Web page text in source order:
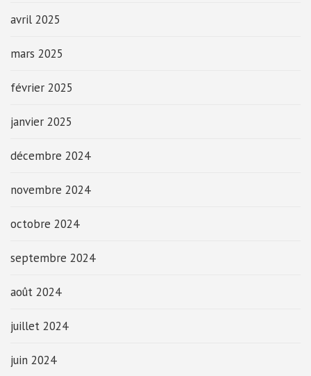
avril 2025
mars 2025
février 2025
janvier 2025
décembre 2024
novembre 2024
octobre 2024
septembre 2024
août 2024
juillet 2024
juin 2024